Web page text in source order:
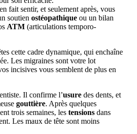
fait sentir, et seulement après, vous
soutien ostéopathique ou un bilan
ATM (articulations temporo-
cette cadre dynamique, qui enchaîne
Les migraines sont votre lot
incisives vous semblent de plus en
Il confirme l’usure des dents, et
gouttière. Après quelques
trois semaines, les tensions dans
Les maux de tête sont moins